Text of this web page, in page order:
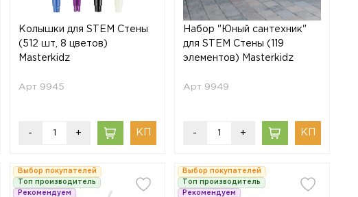
Колышки для STEM Стены
(512 шт, 8 цветов)
Masterkidz
Арт 9945
- +
Набор "Юный сантехник"
для STEM Стены (119
элементов) Masterkidz
Арт 9949
- +
Выбор покупателей
Топ производитель
Рекомендуем
Выбор покупателей
Топ производитель
Рекомендуем